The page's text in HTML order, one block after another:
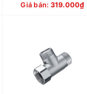
Giá bán: 319.000₫